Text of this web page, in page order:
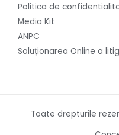
Politica de
Media Kit
ANPC
Soluționarea Online a
Toate drepturile